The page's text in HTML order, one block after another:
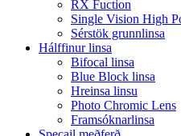
RX Fuction
Single Vision High
Sérstök grunnlinsa
Hálffinur linsa
Bifocal linsa
Blue Block linsa
Hreinsa linsu
Photo Chromic Lens
Framsóknarlinsa